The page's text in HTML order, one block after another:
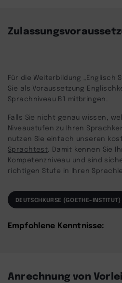
Für die Weiterbildung „Englisch
Sie als Voraussetzung
Sprachniveau B1 mitbringen.
Falls Sie nicht genau wissen,
Niveaustufen zu Ihren
nutzen Sie einfach unseren
Sprachtest . Damit kennen Sie
Kompetenzniveau und sind
richtigen Stufe in Ihren
DEUTSCHKURSE (GOETHE-INSTITUT)
Empfohlene Kenntnisse:
Anrechnung von